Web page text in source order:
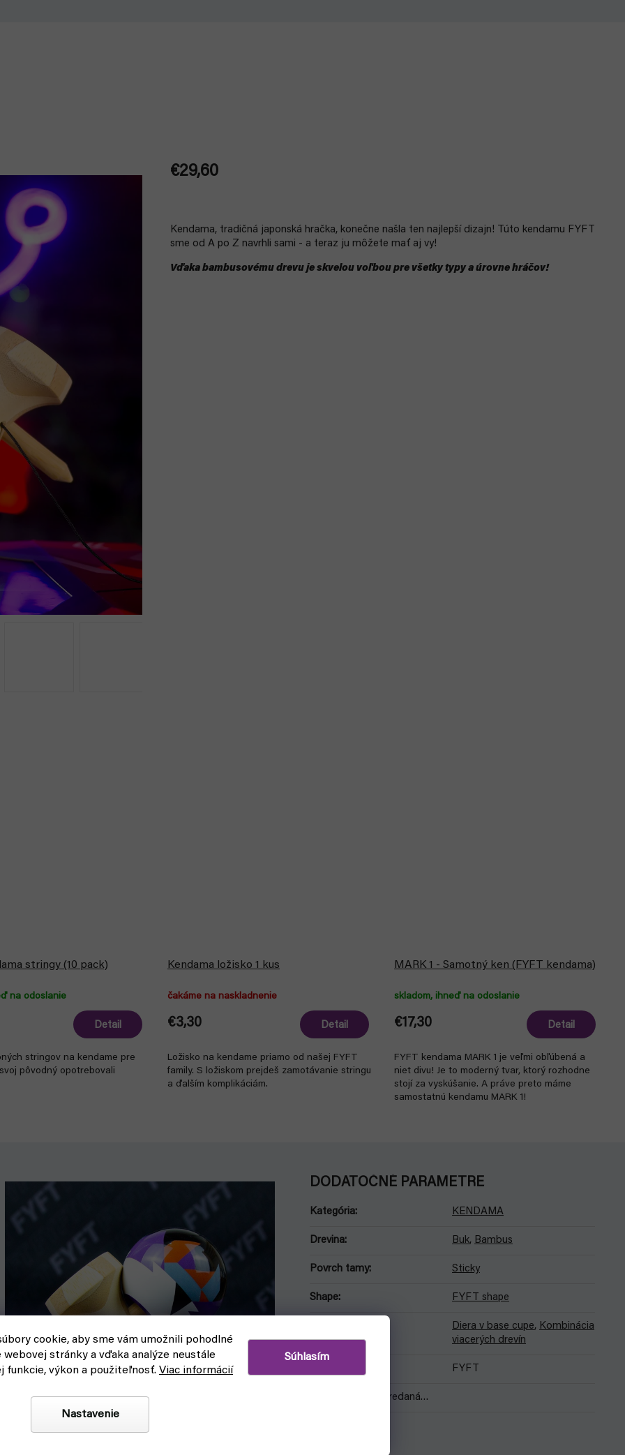
cookie, aby sme vám umožnili pohodlné
webovej stránky a vďaka analýze neustále
funkcie, výkon a použiteľnosť. Viac informácií
Nastavenie
Súhlasím
€29,60
Kendama, tradičná japonská hračka, konečne našla ten najlepší dizajn! Túto kendamu FYFT
sme od A po Z navrhli sami - a teraz ju môžete mať aj vy!
Vďaka bambusovému drevu je skvelou voľbou pre všetky typy a úrovne hráčov!
stringy (10 pack)
na odoslanie
Detail
stringov na kendame pre
pôvodný opotrebovali
Kendama ložisko 1 kus
čakáme na naskladnenie
€3,30 Detail
Ložisko na kendame priamo od našej FYFT
family. S ložiskom prejdeš zamotávanie stringu
a ďalším komplikáciám.
MARK 1 - Samotný ken (FYFT kendama)
skladom, ihneď na odoslanie
€17,30 Detail
FYFT kendama MARK 1 je veľmi obľúbená a
niet divu! Je to moderný tvar, ktorý rozhodne
stojí za vyskúšanie. A práve preto máme
samostatnú kendamu MARK 1!
DODATOČNÉ PARAMETRE
Kategória: KENDAMA
Drevina: Buk, Bambus
Povrch tamy: Sticky
Shape: FYFT shape
Diera v base cupe, Kombinácia
viacerých drevín
FYFT
Položka bola vypredaná…